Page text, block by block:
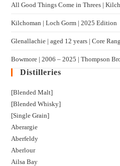
All Good Things Come in Threes |
Kilchoman | Loch Gorm​ | 2025 Edition
Glenallachie | aged 12 years | Core
Bowmore | 2006 – 2025 | Thompson
Distilleries
[Blended Malt]
[Blended Whisky]
[Single Grain]
Aberargie
Aberfeldy
Aberlour
Ailsa Bay